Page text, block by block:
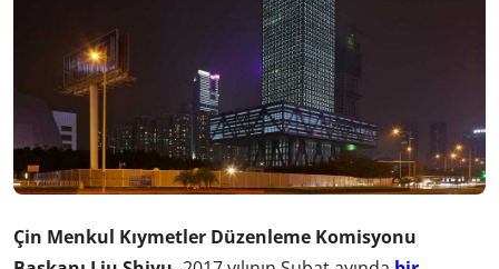
Çin Menkul Kıymetler Düzenleme Komisyonu